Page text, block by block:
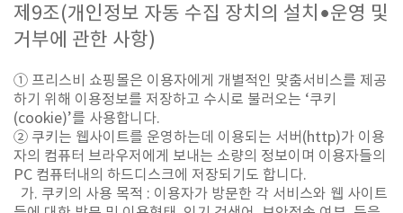
제 9조(개인정보 자동 수집 장치의 설치 •운영 및
거부에 관한 사항)
① 프리스비 쇼핑몰은 이용자에게 개별적인 맞춤서비스를 제공
하기 위해 이용정보를 저장하고 수시로 불러오는 ‘쿠키
(cookie)’를 사용합니다.
② 쿠키는 웹사이트를 운영하는데 이용되는 서버(http)가 이용
자의 컴퓨터 브라우저에게 보내는 소량의 정보이며 이용자들의
PC 컴퓨터내의 하드디스크에 저장되기도 합니다.
가. 쿠키의 사용 목적 : 이용자가 방문한 각 서비스와 웹 사이트